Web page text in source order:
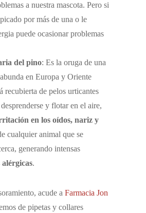
a nuestra mascota. Pero si
por más de una o le
puede ocasionar problemas
del pino: Es la oruga de una
en Europa y Oriente
recubierta de pelos urticantes
y flotar en el aire,
en los oídos, nariz y
cualquier animal que se
generando intensas
alérgicas.
acude a Farmacia Jon
de pipetas y collares